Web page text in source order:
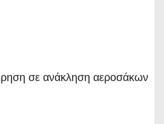
σε ανάκληση αεροσάκων